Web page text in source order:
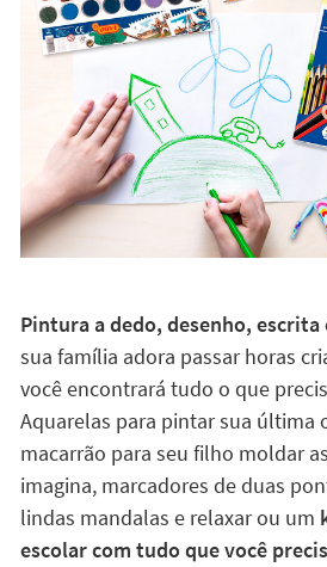
Pintura a dedo, desenho,
sua família adora passar horas
você encontrará tudo o que
Aquarelas para pintar sua última
macarrão para seu filho moldar
imagina, marcadores de duas
lindas mandalas e relaxar ou um
escolar com tudo que você